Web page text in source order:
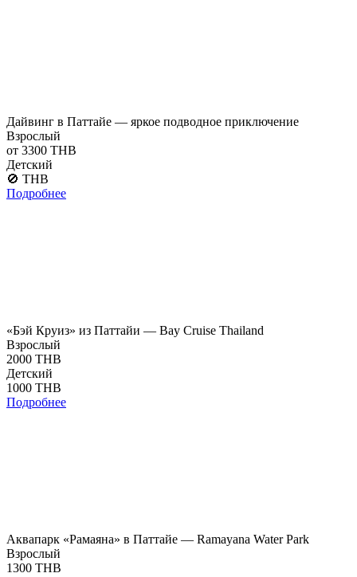
Дайвинг в Паттайе — яркое подводное приключение
Взрослый
от 3300 THB
Детский
🚫 THB
Подробнее
«Бэй Круиз» из Паттайи — Bay Cruise Thailand
Взрослый
2000 THB
Детский
1000 THB
Подробнее
Аквапарк «Рамаяна» в Паттайе — Ramayana Water Park
Взрослый
1300 THB